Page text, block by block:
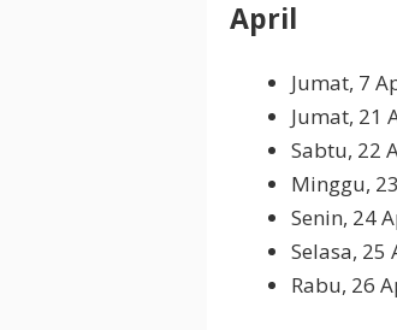
April
Jumat, 7
Jumat, 21
Sabtu, 22
Minggu,
Senin, 24
Selasa, 25
Rabu, 26